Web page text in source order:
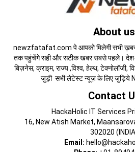
About us
newzfatafat.com पे आपको मिलेगी सभी
तक पहुंचेंगे सही और सटीक खबर सबसे पहले। देश-
बिज़नेस, क्राइम, राज्य ,विश्व, हेल्थ, टेक्नोलॉजी,
जुड़ी सभी लेटेस्ट न्यूज़ के लिए
Contact
HackaHolic IT Services
16, New Atish Market,
302020
Email: